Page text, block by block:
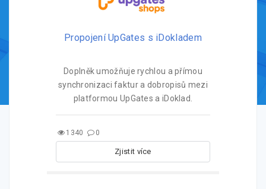
Propojení UpGates s iDokladem
Doplněk umožňuje rychlou a přímou
synchronizaci faktur a dobropisů mezi
platformou UpGates a iDoklad.
1340 0
Zjistit více